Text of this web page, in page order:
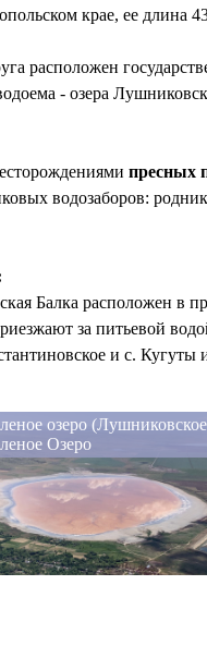
крае, ее длина
расположен
- озера
пресных
водозаборов:
Балка расположен в
за питьевой
и с. Кугуты
озеро
Озеро